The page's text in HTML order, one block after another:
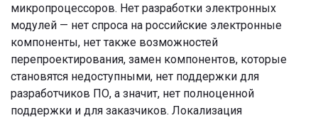
микропроцессоров. Нет разработки электронных
модулей — нет спроса на российские электронные
компоненты, нет также возможностей
перепроектирования, замен компонентов, которые
становятся недоступными, нет поддержки для
разработчиков ПО, а значит, нет полноценной
поддержки и для заказчиков. Локализация